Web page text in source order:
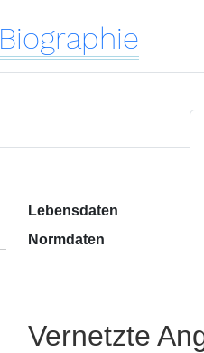
Biographie
Lebensdaten
Normdaten
Vernetzte